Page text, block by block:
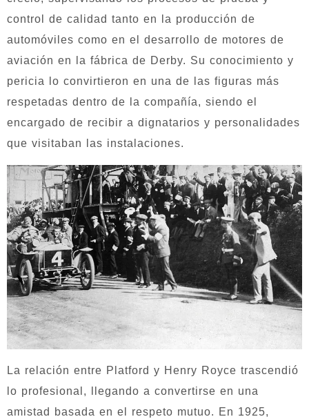
control de calidad tanto en la producción de
automóviles como en el desarrollo de motores de
aviación en la fábrica de Derby. Su conocimiento y
pericia lo convirtieron en una de las figuras más
respetadas dentro de la compañía, siendo el
encargado de recibir a dignatarios y personalidades
que visitaban las instalaciones.
La relación entre Platford y Henry Royce trascendió
lo profesional, llegando a convertirse en una
amistad basada en el respeto mutuo. En 1925,